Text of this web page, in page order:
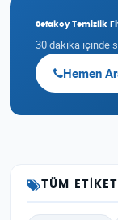
Sefakoy Temizlik
30 dakika içinde
Hemen
TÜM